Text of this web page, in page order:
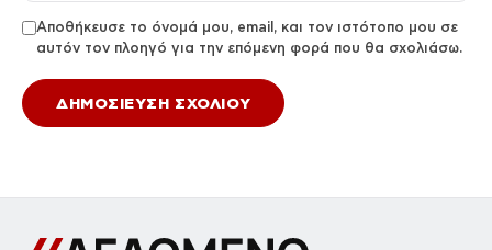
Αποθήκευσε το όνομά μου, email, και τον ιστότοπο μου σε
αυτόν τον πλοηγό για την επόμενη φορά που θα σχολιάσω.